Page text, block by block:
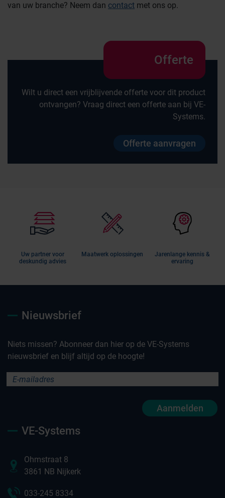
van uw branche? Neem dan contact met ons op.
Offerte
Wilt u direct een vrijblijvende offerte voor dit product
ontvangen? Vraag direct een offerte aan bij VE-
Systems.
Offerte aanvragen
Uw partner voor
deskundig advies
Maatwerk oplossingen
Jarenlange kennis &
ervaring
Nieuwsbrief
Niets missen? Abonneer dan hier op de VE-Systems
nieuwsbrief en blijf altijd op de hoogte!
Aanmelden
VE-Systems
Ohmstraat 8
3861 NB Nijkerk
033-245 8334